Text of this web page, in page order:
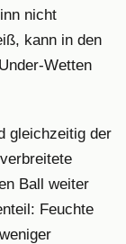
nicht
kann in den
Wetten
gleichzeitig der
Ball weiter
Feuchte